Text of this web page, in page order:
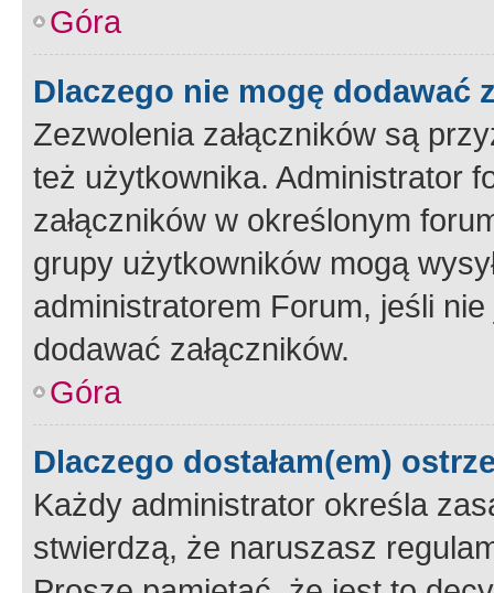
Góra
Dlaczego nie mogę dodawać
Zezwolenia załączników są
też użytkownika. Administrator
załączników w określonym
grupy użytkowników mogą
administratorem Forum, jeśli
dodawać załączników.
Góra
Dlaczego dostałam(em)
Każdy administrator określa
stwierdzą, że naruszasz